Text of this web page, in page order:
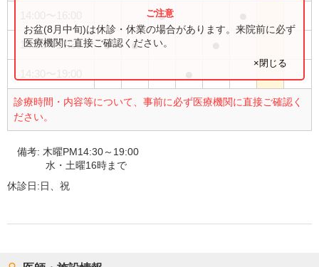
●
14:00〜17:30 ● ●
診療時間・内容等について、事前に必ず医療機関に直接ご確認く
ださい。
お盆(8月中旬)は休診・休業の場合があります。来院前に必ず
医療機関に直接ご確認ください。
×閉じる
備考: 木曜PM14:30～19:00
水・土曜16時まで
休診日:日、祝